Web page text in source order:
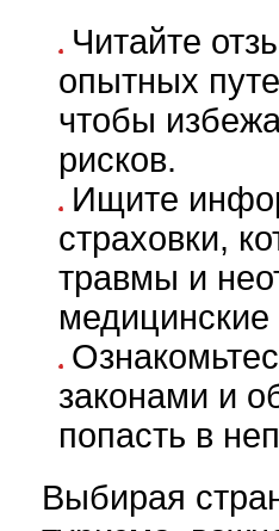
Читайте
опытных
чтобы
рисков.
Ищите
страховки,
травмы и
медицинские
законами и
попасть в
Выбирая